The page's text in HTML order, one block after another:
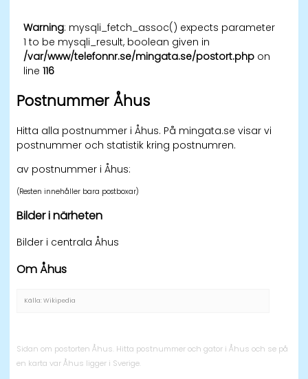
Warning: mysqli_fetch_assoc() expects parameter
1 to be mysqli_result, boolean given in
/var/www/telefonnr.se/mingata.se/postort.php on
line 116
Postnummer Åhus
Hitta alla postnummer i Åhus. På mingata.se visar vi
postnummer och statistik kring postnumren.
av postnummer i Åhus:
(Resten innehåller bara postboxar)
Bilder i närheten
Bilder i centrala Åhus
Om Åhus
Källa: Wikipedia
Sidan om postorten Åhus. Hitta postnummer och gator i Åhus och se på
en karta var Åhus ligger i Sverige.